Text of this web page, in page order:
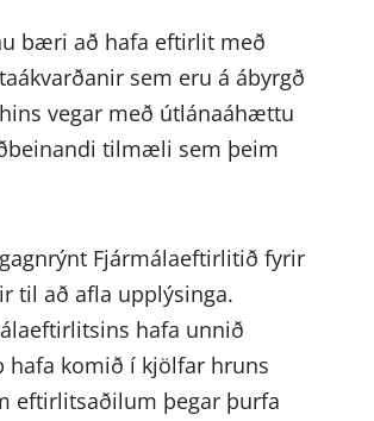
bæri að hafa eftirlit með
sem eru á ábyrgð
vegar með útlánaáhættu
tilmæli sem þeim
Fjármálaeftirlitið fyrir
til að afla upplýsinga.
hafa unnið
komið í kjölfar hruns
eftirlitsaðilum þegar þurfa